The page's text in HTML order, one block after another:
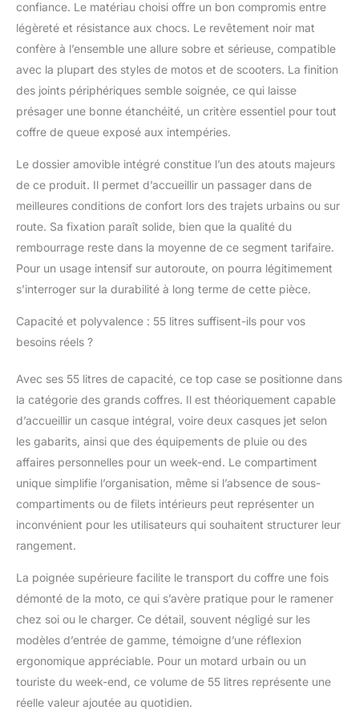
avec une capacité
impressionnante de 55
litres, ce top case pour
moto vous permet de
ranger tout votre
équipement essentiel,
ce qui le rend idéal
pour les longs trajets,
ou les balades
tranquilles. Que vous
ayez besoin de
intégral, des outils, des
vêtements de pluie ou
des effets personnels,
ce top case vous
bien rangé sans
sécurité et autocollant
réfléchissant : votre
sécurité est notre
priorité. Le top case est
mécanisme de
verrouillage pour
garder vos effets
personnels en sécurité
De plus, le top case
pour moto est équipé
d'autocollants
réfléchissants
d'avertissement, pour
une conduite plus sûre
fonctionnel : non
seulement ce top case
confiance. Le matériau choisi offre un bon compromis entre
légèreté et résistance aux chocs. Le revêtement noir mat
confère à l’ensemble une allure sobre et sérieuse, compatible
avec la plupart des styles de motos et de scooters. La finition
des joints périphériques semble soignée, ce qui laisse
présager une bonne étanchéité, un critère essentiel pour tout
coffre de queue exposé aux intempéries.
Le dossier amovible intégré constitue l’un des atouts majeurs
de ce produit. Il permet d’accueillir un passager dans de
meilleures conditions de confort lors des trajets urbains ou sur
route. Sa fixation paraît solide, bien que la qualité du
rembourrage reste dans la moyenne de ce segment tarifaire.
Pour un usage intensif sur autoroute, on pourra légitimement
s’interroger sur la durabilité à long terme de cette pièce.
Capacité et polyvalence : 55 litres suffisent-ils pour vos
besoins réels ?
Avec ses 55 litres de capacité, ce top case se positionne dans
la catégorie des grands coffres. Il est théoriquement capable
d’accueillir un casque intégral, voire deux casques jet selon
les gabarits, ainsi que des équipements de pluie ou des
affaires personnelles pour un week-end. Le compartiment
unique simplifie l’organisation, même si l’absence de sous-
compartiments ou de filets intérieurs peut représenter un
inconvénient pour les utilisateurs qui souhaitent structurer leur
rangement.
La poignée supérieure facilite le transport du coffre une fois
démonté de la moto, ce qui s’avère pratique pour le ramener
chez soi ou le charger. Ce détail, souvent négligé sur les
modèles d’entrée de gamme, témoigne d’une réflexion
ergonomique appréciable. Pour un motard urbain ou un
touriste du week-end, ce volume de 55 litres représente une
réelle valeur ajoutée au quotidien.